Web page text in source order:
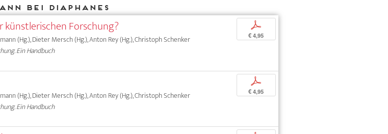
bei DIAPHANES
Forschung?
(Hg.), Dieter Mersch (Hg.), Anton Rey (Hg.), Christoph Schenker
Ein Handbuch
p
€ 4,95
(Hg.), Dieter Mersch (Hg.), Anton Rey (Hg.), Christoph Schenker
Ein Handbuch
p
€ 4,95